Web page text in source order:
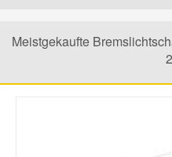
Meistgekaufte
Mazda Ersatzteile
Mercedes Ersatzteile